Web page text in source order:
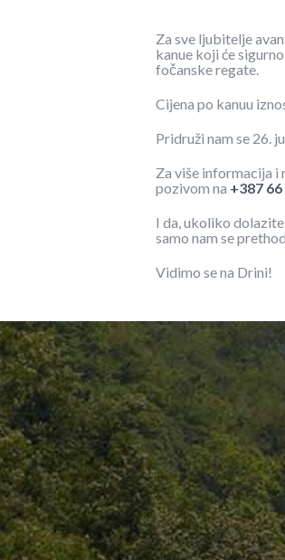
Za sve ljubitelje
kanue koji će
fočanske regate.
Cijena po kanuu
Pridruži nam se 26.
Za više informacija
pozivom na +387
I da, ukoliko
samo nam se
Vidimo se na Drini!